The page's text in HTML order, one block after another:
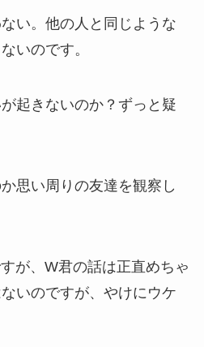
い。他の人と同じような
いのです。
起きないのか？ずっと疑
思い周りの友達を観察し
が、W君の話は正直めちゃ
いのですが、やけにウケ